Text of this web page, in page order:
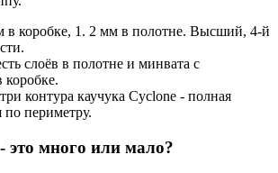
в коробке, 1. 2 мм в полотне. Высший, 4-й
слоёв в полотне и минвата с
коробке.
контура каучука Cyclone - полная
по периметру.
много или мало?